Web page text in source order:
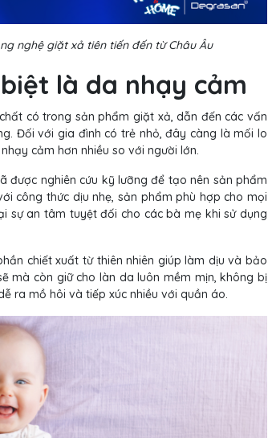
nghệ giặt xả tiên tiến đến từ Châu Âu
là da nhạy cảm
có trong sản phẩm giặt xả, dẫn đến các vấn
Đối với gia đình có trẻ nhỏ, đây càng là mối lo
cảm hơn nhiều so với người lớn.
được nghiên cứu kỹ lưỡng để tạo nên sản phẩm
công thức dịu nhẹ, sản phẩm phù hợp cho mọi
sự an tâm tuyệt đối cho các bà mẹ khi sử dụng
chiết xuất từ thiên nhiên giúp làm dịu và bảo
mà còn giữ cho làn da luôn mềm mịn, không bị
ra mồ hôi và tiếp xúc nhiều với quần áo.